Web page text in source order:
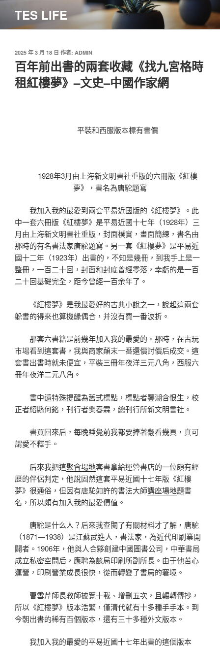
主
TES LIFE
發
佈
於
2025 年 3 月 18 日 作者: ADMIN
百年前出書的兩套收藏《找九宮格時
租紅樓夢》–文史–中國作家網
平裝和西服版本標有書價
1928年3月由上海新文明書社重版的六冊版《紅樓
夢》，書名為唐駝題寫
我加入我的最愛到兩套平易近國版的《紅樓夢》。此
中一套六冊版《紅樓夢》是平易近國十七年（1928年）三
月由上海新文明書社重版，封面樸實，畫面簡練，書名由
那時的有名書法家唐駝題寫。另一套《紅樓夢》是平易近
國十二年（1923年）出書的，不知是幾冊，到我手上是一
整冊，一百二十回，封面和封底曾經零落，幸虧的是一百
二十回基礎完全，距今曾經一百余年了。
《紅樓夢》是我最愛好的古典小說之一，說起這兩套
躲書的得來也算機緣偶合，并沒有費一番波折。
那套六書籍是前幾年加入我的最愛的。那時，在古玩
市場看到這套書，我與商家顛末一番還價討價后成交。這
套書出書時就未便宜，平裝三冊年夜洋三元八角，西服六
冊年夜洋二元八角。
書中還特殊提醒為舊式標點，標點者鑒湖含恨生，校
正者紹縣何銘，刊行者樊春霖，總刊行所新文明書社。
書買回來后，每晚睡覺前我都要捧著翻看幾頁，真可
謂愛不釋手。
后來我把這聚會場地套書拿給運營書店的一位頗有經
歷的伴侶判定，他說固然這套平易近國十七年版《紅樓
夢》很通俗，但因有唐駝如許的書法大師講座場地題書
名，所以頗有加入我的最愛價值。
唐駝是什么人？后來我查閱了有關材料才了解，唐駝
（1871—1938）是江蘇武進人，書法家，為近代印刷業開
闢者。1906年，他與人合夥創建中國圖書公司，中華書局
成立私密空間后，應聘為該局印刷所副所長。由于他苦心
運營，印刷營業成長很快，從而轉變了書局的窘境。
曹雪芹師長教師披覽十載、增刪五次，且輾轉傳抄，
所以《紅樓夢》版本浩繁，僅清代就有十多種手手本。到
今朝出書的稀有百個版本，還有三十多種外文版本。
我加入我的最愛的平易近國十七年出書的這個版本